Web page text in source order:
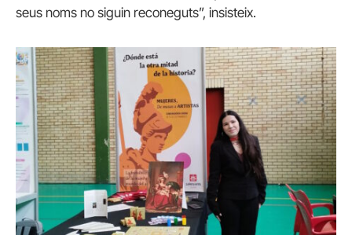
seus noms no siguin reconeguts”, insisteix.